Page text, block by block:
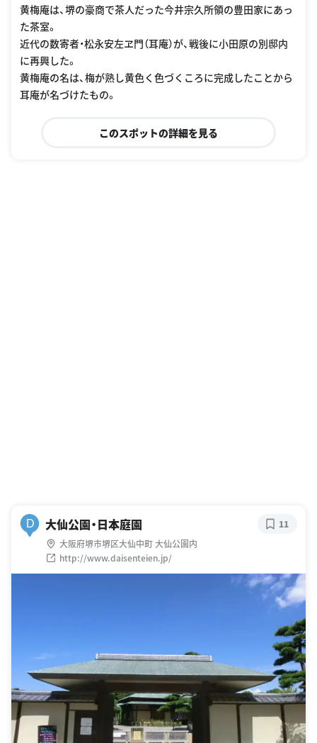
黄梅庵は、堺の豪商で茶人だった今井宗久所領の豊田家にあっ
た茶室。
近代の数寄者・松永安左ヱ門（耳庵）が、戦後に小田原の別邸内
に再興した。
黄梅庵の名は、梅が熟し黄色く色づくころに完成したことから
耳庵が名づけたもの。
このスポットの詳細を見る
D 大仙公園・日本庭園
大阪府堺市堺区大仙中町 大仙公園内
http://www.daisenteien.jp/
11